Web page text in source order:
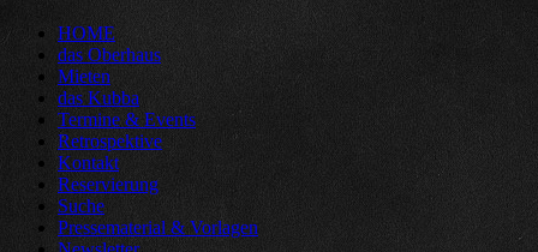
HOME
das Oberhaus
Mieten
das Kubba
Termine & Events
Retrospektive
Kontakt
Reservierung
Suche
Pressematerial & Vorlagen